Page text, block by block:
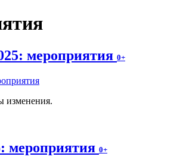
мероприятия 0+
изменения.
мероприятия 0+